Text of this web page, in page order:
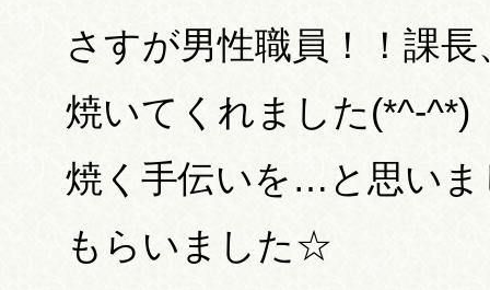
さすが男性職員！！課
焼いてくれました(*^-^*)
焼く手伝いを…と思い
もらいました☆